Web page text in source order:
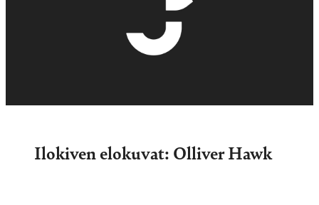
Ilokiven elokuvat: Olliver Hawk